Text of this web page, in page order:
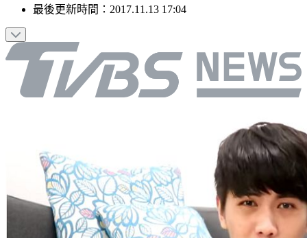
最後更新時間： 2017.11.13 17:04